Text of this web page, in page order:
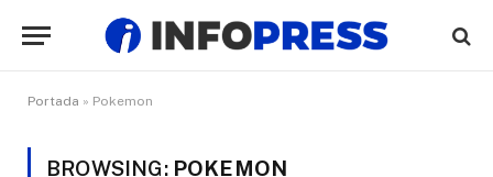
Portada » Pokemon
BROWSING: POKEMON